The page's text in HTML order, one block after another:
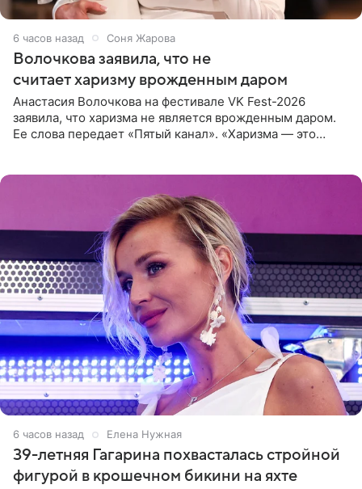
6 часов назад Соня Жарова
Волочкова заявила, что не
считает харизму врожденным даром
Анастасия Волочкова на фестивале VK Fest-2026
заявила, что харизма не является врожденным даром.
Ее слова передает «Пятый канал». «Харизма — это
6 часов назад Елена Нужная
39-летняя Гагарина похвасталась стройной
фигурой в крошечном бикини на яхте